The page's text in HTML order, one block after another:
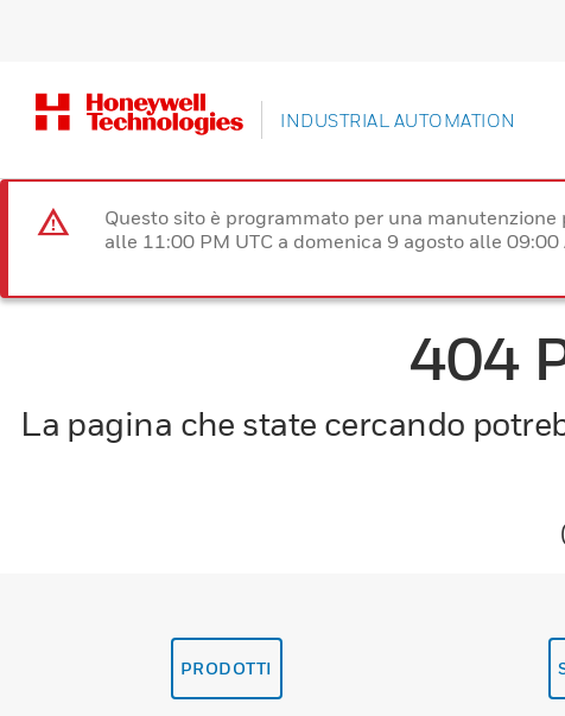
INDUSTRIAL AUTOMATION
Questo sito è programmato per una
alle 11:00 PM UTC a domenica 9 agosto alle
404
La pagina che state cercando
PRODOTTI